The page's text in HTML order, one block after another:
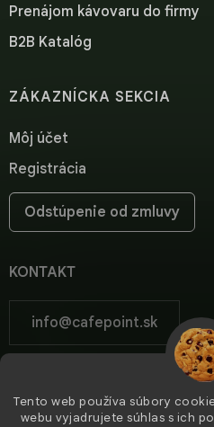
Tento web používa súbory
webu vyjadrujete súhlas s ich
Prenájom kávovaru do firmy
B2B Katalóg
ZÁKAZNÍCKA SEKCIA
Môj účet
Registrácia
Odstúpenie od zmluvy
KONTAKT
info@cafepoint.sk
cafepoint_sk/